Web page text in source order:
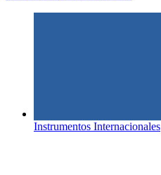
Instrumentos Internacionales